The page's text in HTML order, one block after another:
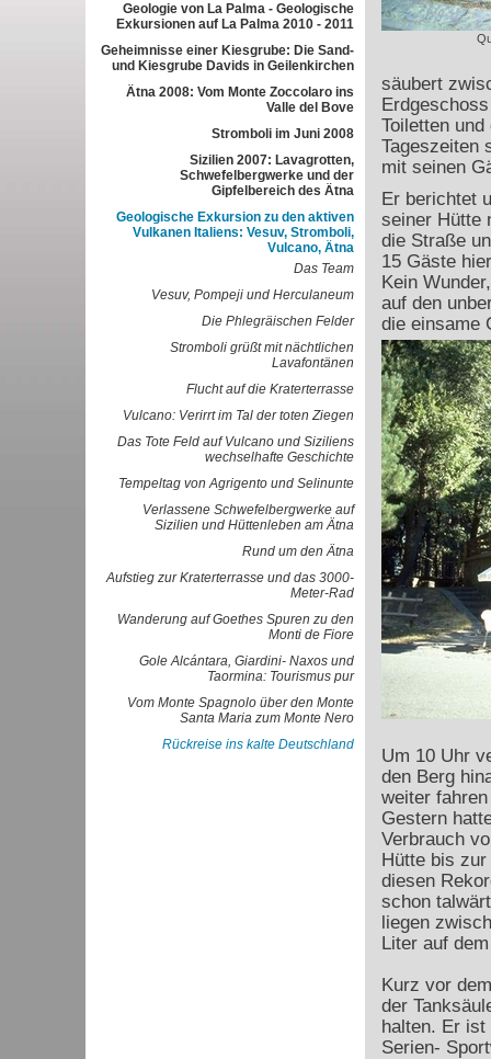
Geologie von La Palma - Geologische
Exkursionen auf La Palma 2010 - 2011
Geheimnisse einer Kiesgrube: Die Sand-
und Kiesgrube Davids in Geilenkirchen
Ätna 2008: Vom Monte Zoccolaro ins
Valle del Bove
Stromboli im Juni 2008
Sizilien 2007: Lavagrotten,
Schwefelbergwerke und der
Gipfelbereich des Ätna
Geologische Exkursion zu den aktiven
Vulkanen Italiens: Vesuv, Stromboli,
Vulcano, Ätna
Das Team
Vesuv, Pompeji und Herculaneum
Die Phlegräischen Felder
Stromboli grüßt mit nächtlichen
Lavafontänen
Flucht auf die Kraterterrasse
Vulcano: Verirrt im Tal der toten Ziegen
Das Tote Feld auf Vulcano und Siziliens
wechselhafte Geschichte
Tempeltag von Agrigento und Selinunte
Verlassene Schwefelbergwerke auf
Sizilien und Hüttenleben am Ätna
Rund um den Ätna
Aufstieg zur Kraterterrasse und das 3000-
Meter-Rad
Wanderung auf Goethes Spuren zu den
Monti de Fiore
Gole Alcántara, Giardini- Naxos und
Taormina: Tourismus pur
Vom Monte Spagnolo über den Monte
Santa Maria zum Monte Nero
Rückreise ins kalte Deutschland
säubert
Toiletten
Tageszeiten
mit seinen
Er berichtet
seiner Hütte
die Straße
15 Gäste
Kein
auf den
die einsame
Um 10 Uhr
den Berg
weiter
Gestern
Verbrauch
Hütte bis
diesen
schon
liegen
Liter auf
Kurz vor
der
halten. Er
Serien-